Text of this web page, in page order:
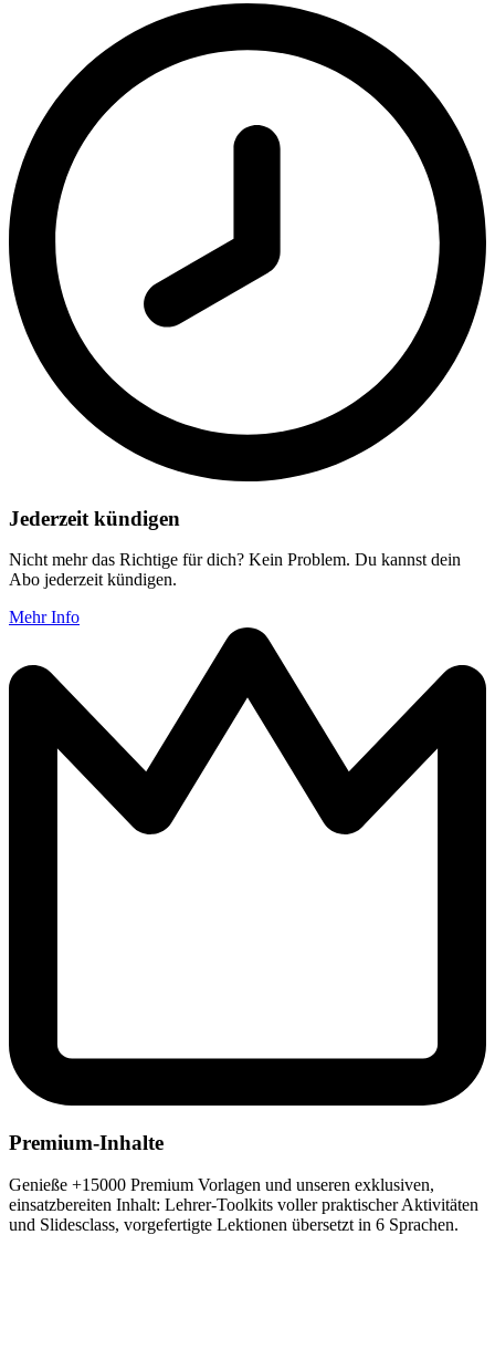
Jederzeit kündigen
Nicht mehr das Richtige für dich? Kein Problem. Du kannst dein
Abo jederzeit kündigen.
Mehr Info
Premium-Inhalte
Genieße +15000 Premium Vorlagen und unseren exklusiven,
einsatzbereiten Inhalt: Lehrer-Toolkits voller praktischer Aktivitäten
und Slidesclass, vorgefertigte Lektionen übersetzt in 6 Sprachen.